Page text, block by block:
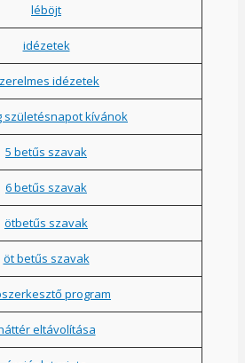
léböjt
idézetek
idézetek
születésnapot kívánok
5 betűs szavak
6 betűs szavak
ötbetűs szavak
öt betűs szavak
program
eltávolítása